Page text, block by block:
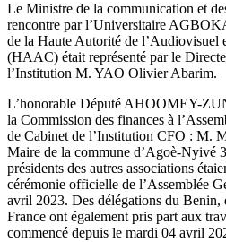
Le Ministre de la communication et
rencontre par l’Universitaire
de la Haute Autorité de l’Audiovisuel
(HAAC) était représenté par le
l’Institution M. YAO Olivier Abarim.
L’honorable Député AHOOMEY-
la Commission des finances à
de Cabinet de l’Institution CFO : M.
Maire de la commune d’Agoè-
présidents des autres associations
cérémonie officielle de l’Assemblée
avril 2023. Des délégations du Benin,
France ont également pris part aux
commencé depuis le mardi 04 avril